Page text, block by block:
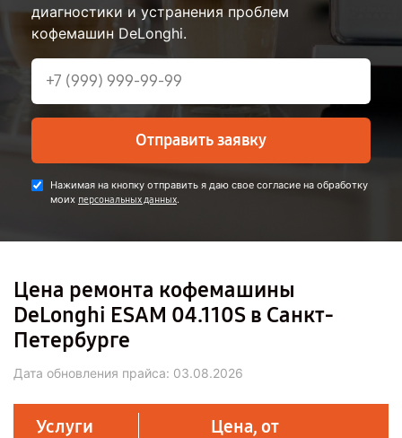
диагностики и устранения проблем
кофемашин DeLonghi.
Отправить заявку
Нажимая на кнопку отправить я даю свое согласие на обработку
моих персональных данных.
Цена ремонта кофемашины
DeLonghi ESAM 04.110S в Санкт-
Петербурге
Дата обновления прайса: 03.08.2026
Услуги Цена, от